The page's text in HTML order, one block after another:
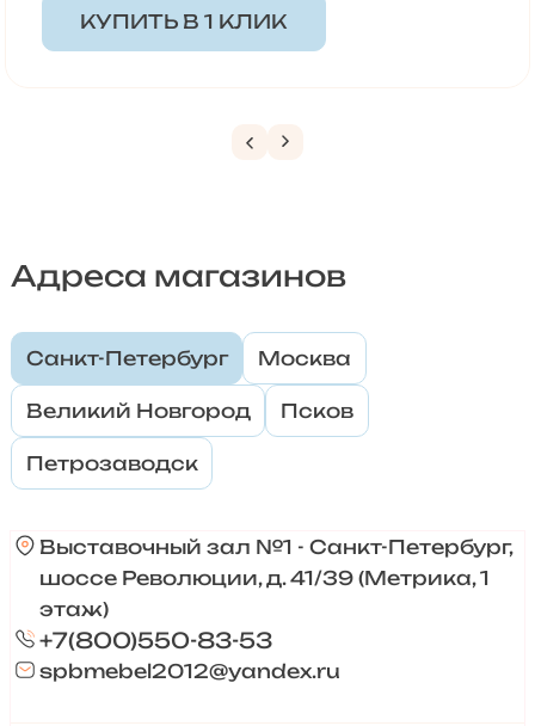
КУПИТЬ В 1 КЛИК
Адреса магазинов
Санкт-Петербург Москва
Великий Новгород Псков
Петрозаводск
Выставочный зал №1 - Санкт-Петербург,
шоссе Революции, д. 41/39 (Метрика, 1
этаж)
+7(800)550-83-53
spbmebel2012@yandex.ru